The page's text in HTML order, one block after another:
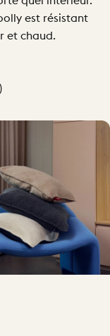
est résistant
et chaud.